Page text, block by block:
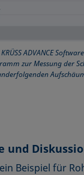
ADVANCE
zur Messung der
und
Beispiel für